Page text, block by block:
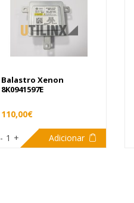
Balastro Xenon
8K0941597E
110,00€
- 1 + Adicionar